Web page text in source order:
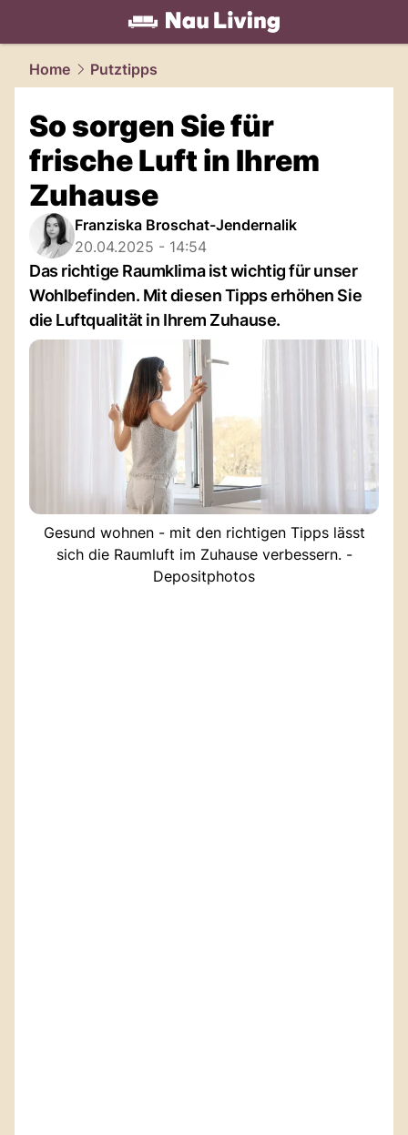
living.NAU.ch
Home Putztipps
So sorgen Sie für
frische Luft in Ihrem
Zuhause
Franziska Broschat-Jendernalik
20.04.2025 - 14:54
Das richtige Raumklima ist wichtig für unser
Wohlbefinden. Mit diesen Tipps erhöhen Sie
die Luftqualität in Ihrem Zuhause.
Gesund wohnen - mit den richtigen Tipps lässt
sich die Raumluft im Zuhause verbessern. -
Depositphotos